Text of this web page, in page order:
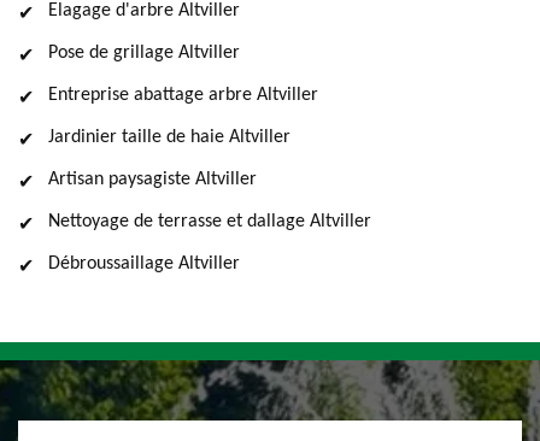
Elagage d'arbre Altviller
Pose de grillage Altviller
Entreprise abattage arbre Altviller
Jardinier taille de haie Altviller
Artisan paysagiste Altviller
Nettoyage de terrasse et dallage Altviller
Débroussaillage Altviller